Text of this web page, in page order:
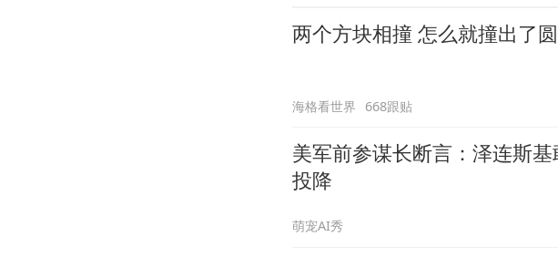
两个方块相撞 怎么就撞出了
海格看世界 668跟贴
美军前参谋长断言：泽连斯
投降
萌宠AI秀